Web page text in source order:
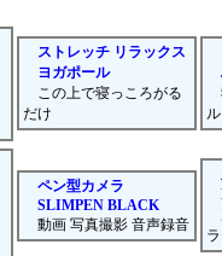
ストレッチ リラックス
ヨガポール
この上で寝っころがる
だけ
ル
ペン型カメラ
SLIMPEN BLACK
動画 写真撮影 音声録音
ラ